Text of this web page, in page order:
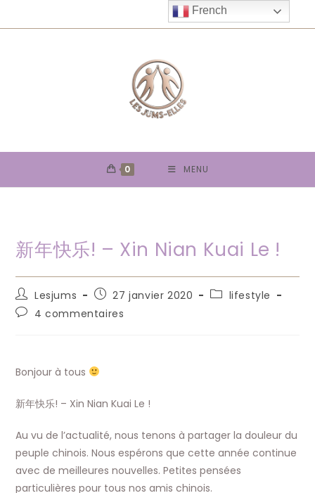
to
0 MENU
新年快乐! – Xin Nian Kuai Le !
Auteur/autrice
de
la
Lesjums
Publication
publiée :
27 janvier 2020
Postlifestyle
Commentaires
4 commentaires
Bonjour à tous
新年快乐! – Xin Nian Kuai Le !
Au vu de l’actualité, nous tenons à partager la douleur du
peuple chinois. Nous espérons que cette année continue
avec de meilleures nouvelles. Petites pensées
particulières pour tous nos amis chinois.
French